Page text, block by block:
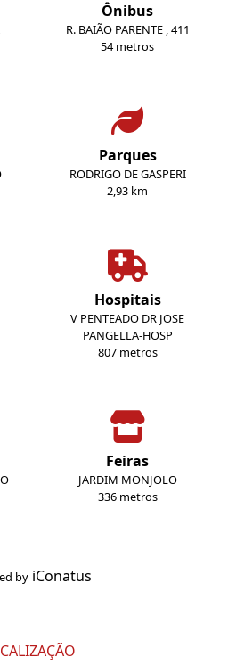
Ônibus
R. BAIÃO PARENTE , 411
54 metros
Parques
RODRIGO DE GASPERI
2,93 km
Hospitais
V PENTEADO DR JOSE
PANGELLA-HOSP
807 metros
Feiras
JARDIM MONJOLO
336 metros
by iConatus